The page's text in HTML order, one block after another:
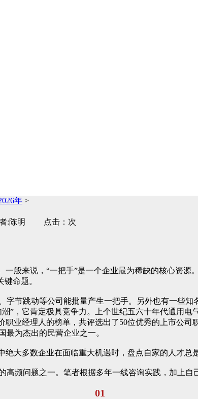
年 >
者:陈明 点击：次
般来说，“一把手”是一个企业最为稀缺的核心资源
命题。
节跳动等公司能批量产生一把手。另外也有一些
”，它肯定极具竞争力。上个世纪五六十年代通用
业经理人的榜单，共评选出了50位优秀的上市公
最为杰出的民营企业之一。
大多数企业在面临重大机遇时，盘点自家的人才总
高频问题之一。笔者根据多年一线咨询实践，加上自
01